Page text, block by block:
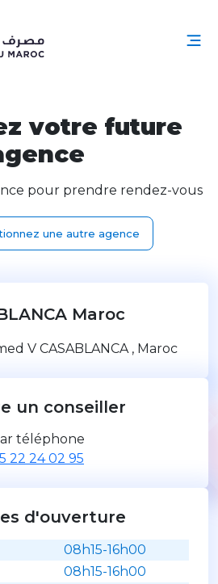
votre future
pour prendre rendez-vous
une autre agence
Maroc
V CASABLANCA , Maroc
un conseiller
téléphone
22 24 02 95
d'ouverture
08h15-16h00
08h15-16h00